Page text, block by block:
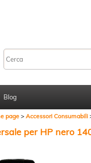
Blog
page Accessori Consumabili
per HP nero